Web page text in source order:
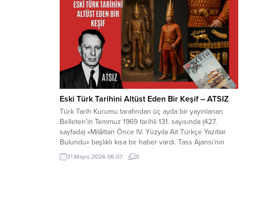
oynayan çocuklar yere...
Eski Türk Tarihini Altüst Eden Bir Keşif – ATSIZ
Türk Tarih Kurumu tarafından üç ayda bir yayınlanan
Belleten’in Temmuz 1969 tarihli 131. sayısında (427.
sayfada) «Milâttan Önce IV. Yüzyıla Ait Türkçe Yazıtlar
Bulundu» başlıklı kısa bir haber vardı. Tass Ajansı’nın
Alma Ata kaynaklı bir haberinde, bu yazıtlarda yapılan
incelemelere göre, bunların Milât’tan Önce IV. Yüzyılda
31 Mayıs 2026 06:07 0